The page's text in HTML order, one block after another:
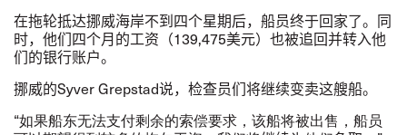
在拖轮抵达挪威海岸不到四个星期后，船员终于回家了。同
时，他们四个月的工资（139,475美元）也被追回并转入他
们的银行账户。
挪威的Syver Grepstad说，检查员们将继续变卖这艘船。
“如果船东无法支付剩余的索偿要求，该船将被出售，船员